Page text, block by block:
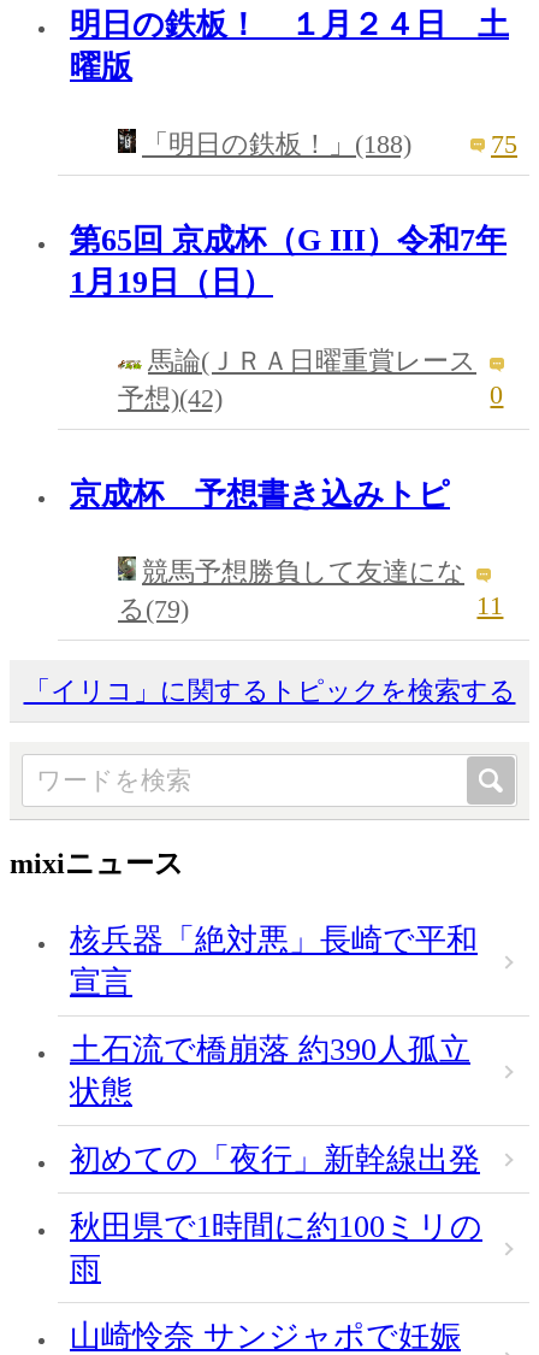
明日の鉄板！ １月２４日 土
曜版
「明日の鉄板！」(188) 75
第65回 京成杯（G III）令和7年
1月19日（日）
馬論(ＪＲＡ日曜重賞レース
予想)(42)
0
京成杯 予想書き込みトピ
競馬予想勝負して友達にな
る(79)
11
「イリコ」に関するトピックを検索する
mixiニュース
核兵器「絶対悪」長崎で平和
宣言
土石流で橋崩落 約390人孤立
状態
初めての「夜行」新幹線出発
秋田県で1時間に約100ミリの
雨
山崎怜奈 サンジャポで妊娠